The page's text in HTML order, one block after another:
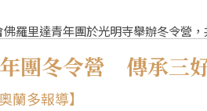
羅里達青年團於光明寺舉辦冬令營
團冬令營 傳承三
蘭多報導】